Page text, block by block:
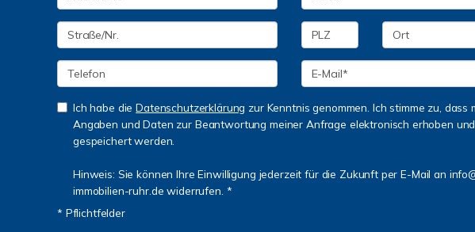
Ich habe dieDatenschutzerklärung zur Kenntnis genommen. Ich stimme zu, dass
Angaben und Daten zur Beantwortung meiner Anfrage elektronisch erhoben und
gespeichert werden.
Hinweis: Sie können Ihre Einwilligung jederzeit für die Zukunft per E-Mail an
immobilien-ruhr.de widerrufen. *
* Pflichtfelder